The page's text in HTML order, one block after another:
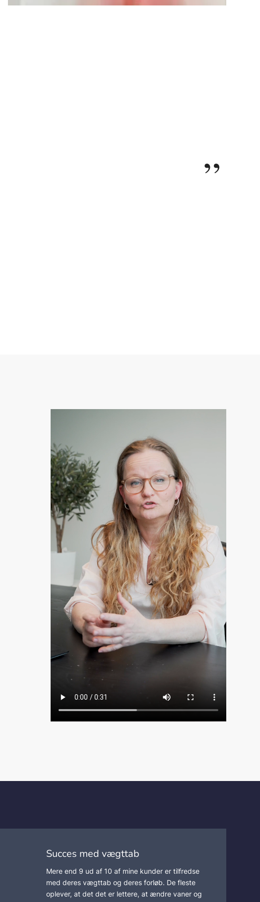
Succes med vægttab
Mere end 9 ud af 10 af mine kunder er tilfredse
med deres vægttab og deres forløb. De fleste
oplever, at det det er lettere, at ændre vaner og